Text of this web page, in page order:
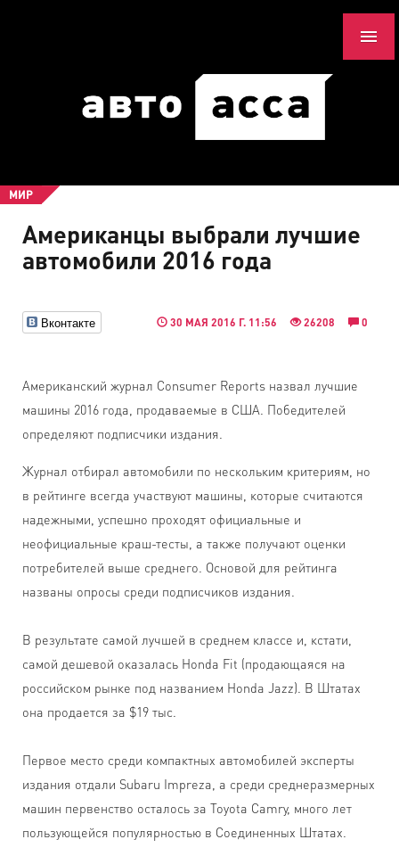
МИР
Американцы выбрали лучшие
автомобили 2016 года
Вконтакте 30 МАЯ 2016 Г. 11:56 26208 0
Американский журнал Сonsumer Reports назвал лучшие
машины 2016 года, продаваемые в США. Победителей
определяют подписчики издания.
Журнал отбирал автомобили по нескольким критериям, но
в рейтинге всегда участвуют машины, которые считаются
надежными, успешно проходят официальные и
неофициальные краш-тесты, а также получают оценки
потребителей выше среднего. Основой для рейтинга
названы опросы среди подписчиков издания.
В результате самой лучшей в среднем классе и, кстати,
самой дешевой оказалась Honda Fit (продающаяся на
российском рынке под названием Honda Jazz). В Штатах
она продается за $19 тыс.
Первое место среди компактных автомобилей эксперты
издания отдали Subaru Impreza, а среди среднеразмерных
машин первенство осталось за Toyota Camry, много лет
пользующейся популярностью в Соединенных Штатах.